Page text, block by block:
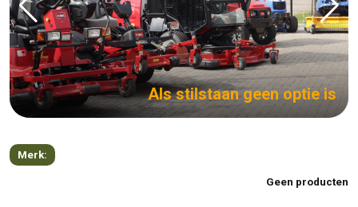
Als stilstaan geen optie is
Merk:
Geen producten